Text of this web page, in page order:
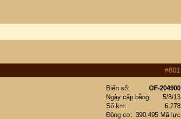
#801
Biển số
OF-204900
Ngày cấp bằng
5/8/13
Số km
6,278
Động cơ
390,495 Mã lực